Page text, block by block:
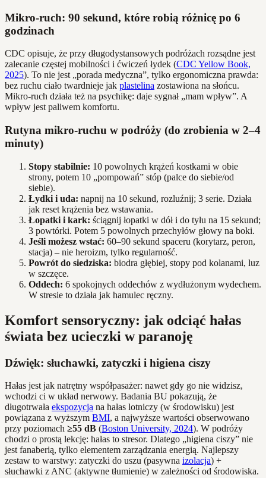
Mikro-ruch: 90 sekund, które robią różnicę po 6
godzinach
CDC opisuje, że przy długodystansowych podróżach rozsądne jest
zalecanie częstej mobilności i ćwiczeń łydek (CDC Yellow Book,
2025). To nie jest „porada medyczna”, tylko ergonomiczna prawda:
bez ruchu ciało twardnieje jak plastelina zostawiona na słońcu.
Mikro-ruch działa też na psychikę: daje sygnał „mam wpływ”. A
wpływ jest paliwem komfortu.
Rutyna mikro-ruchu w podróży (do zrobienia w 2–4
minuty)
Stopy stabilnie: 10 powolnych krążeń kostkami w obie
strony, potem 10 „pompowań” stóp (palce do siebie/od
siebie).
Łydki i uda: napnij na 10 sekund, rozluźnij; 3 serie. Działa
jak reset krążenia bez wstawania.
Łopatki i kark: ściągnij łopatki w dół i do tyłu na 15 sekund;
3 powtórki. Potem 5 powolnych przechyłów głowy na boki.
Jeśli możesz wstać: 60–90 sekund spaceru (korytarz, peron,
stacja) – nie heroizm, tylko regularność.
Powrót do siedziska: biodra głębiej, stopy pod kolanami, luz
w szczęce.
Oddech: 6 spokojnych oddechów z wydłużonym wydechem.
W stresie to działa jak hamulec ręczny.
Komfort sensoryczny: jak odciąć hałas
świata bez ucieczki w paranoję
Dźwięk: słuchawki, zatyczki i higiena ciszy
Hałas jest jak natrętny współpasażer: nawet gdy go nie widzisz,
wchodzi ci w układ nerwowy. Badania BU pokazują, że
długotrwała ekspozycja na hałas lotniczy (w środowisku) jest
powiązana z wyższym BMI, a najwyższe wartości obserwowano
przy poziomach ≥55 dB (Boston University, 2024). W podróży
chodzi o prostą lekcję: hałas to stresor. Dlatego „higiena ciszy” nie
jest fanaberią, tylko elementem zarządzania energią. Najlepszy
zestaw to warstwy: zatyczki do uszu (pasywna izolacja) +
słuchawki z ANC (aktywne tłumienie) w zależności od środowiska.